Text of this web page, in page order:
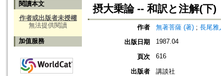
閱讀本文
作者或出版者未授權
無法提供閱讀
加值服務
摂大乗論 -- 和訳と注解(下)
作者 無著菩薩 (著) ; 長尾雅
出版日期
1987.04
頁次 616
出版者
講談社